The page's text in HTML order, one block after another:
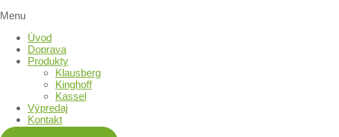
Menu
Úvod
Doprava
Produkty
Klausberg
Kinghoff
Kassel
Výpredaj
Kontakt